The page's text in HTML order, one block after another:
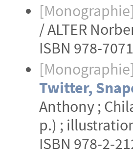
[Monographie]
/ ALTER
ISBN 978-
[Monographie]
Twitter,
Anthony ;
p.) ;
ISBN 978-2-